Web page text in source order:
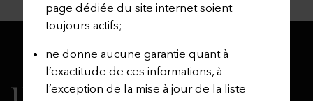
page dédiée du site internet soient
toujours actifs;
ne donne aucune garantie quant à
l’exactitude de ces informations, à
l’exception de la mise à jour de la liste